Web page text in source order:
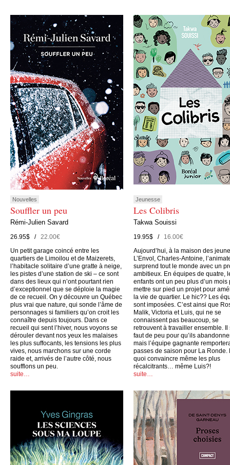
Nouvelles
Souffler un peu
Rémi-Julien Savard
26.95$ /22.00€
Un petit garage coincé entre les
quartiers de Limoilou et de Maizerets,
l’habitacle solitaire d’une gratte à neige,
les pistes d’une station de ski – ce sont
dans des lieux qui n’ont pourtant rien
d’exceptionnel que se déploie la magie
de ce recueil. On y découvre un Québec
plus vrai que nature, qui sonde l’âme de
personnages si familiers qu’on croit les
connaître depuis toujours. Dans ce
recueil qui sent l’hiver, nous voyons se
dérouler devant nos yeux les malaises
les plus suffocants, les tensions les plus
vives, nous marchons sur une corde
raide et, arrivés de l’autre côté, nous
soufflons un peu.
suite…
Jeunesse
Les Colibris
Takwa Souissi
19.95$ /16.00€
Aujourd’hui, à la maison des
L’Envol, Charles-Antoine,
surprend tout le monde avec un
ambitieux. En équipes de quatre,
enfants ont un peu plus d’un mois
mettre sur pied un projet pour
la vie de quartier. Le hic?? Les
sont imposées. C’est ainsi que
Malik, Victoria et Luis, qui ne se
connaissent pas beaucoup, se
retrouvent à travailler ensemble. Il
faut de peu pour qu’ils
mais l’équipe gagnante
passes de saison pour La Ronde.
quoi convaincre même les plus
récalcitrants… même Luis?!
suite…